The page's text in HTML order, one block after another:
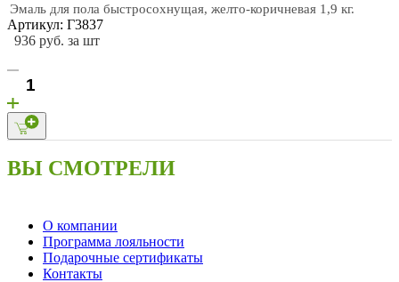
Эмаль для пола быстросохнущая, желто-коричневая 1,9 кг.
Артикул: Г3837
936 руб. за шт
ВЫ СМОТРЕЛИ
О компании
Программа лояльности
Подарочные сертификаты
Контакты